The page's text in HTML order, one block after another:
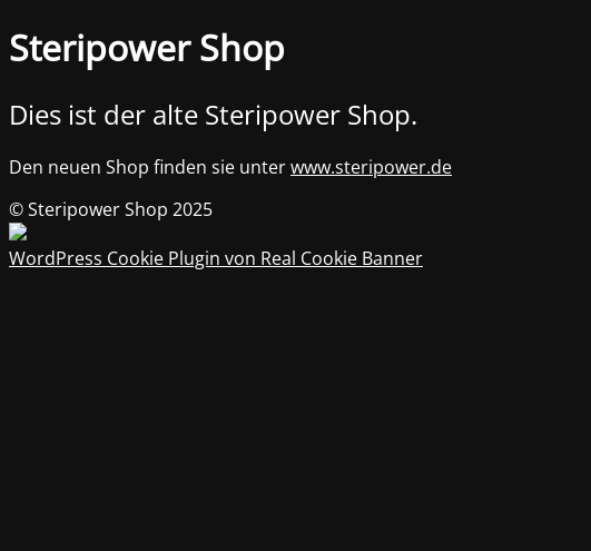
Steripower Shop
Dies ist der alte Steripower Shop.
Den neuen Shop finden sie unterwww.steripower.de
© Steripower Shop 2025
WordPress Cookie Plugin von Real Cookie Banner